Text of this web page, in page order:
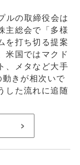
ルの取締役会は
主総会で「多様
を打ち切る提案
米国ではマクド
、メタなど大手
きが相次いで
した流れに追随
>